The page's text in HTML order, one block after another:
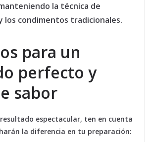
la técnica de
los condimentos tradicionales.
para un
perfecto y
sabor
espectacular, ten en cuenta
la diferencia en tu preparación: